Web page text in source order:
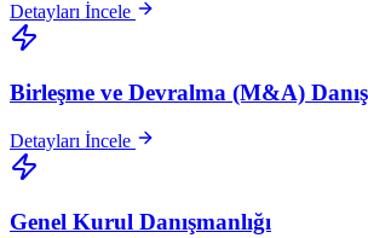
Detayları İncele
Birleşme ve Devralma (M&A)
Detayları İncele
Genel Kurul Danışmanlığı